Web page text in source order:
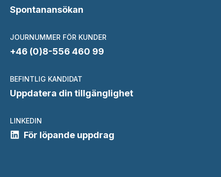
Spontanansökan
JOURNUMMER FÖR KUNDER
+46 (0)8-556 460 99
BEFINTLIG KANDIDAT
Uppdatera din tillgänglighet
LINKEDIN
För löpande uppdrag